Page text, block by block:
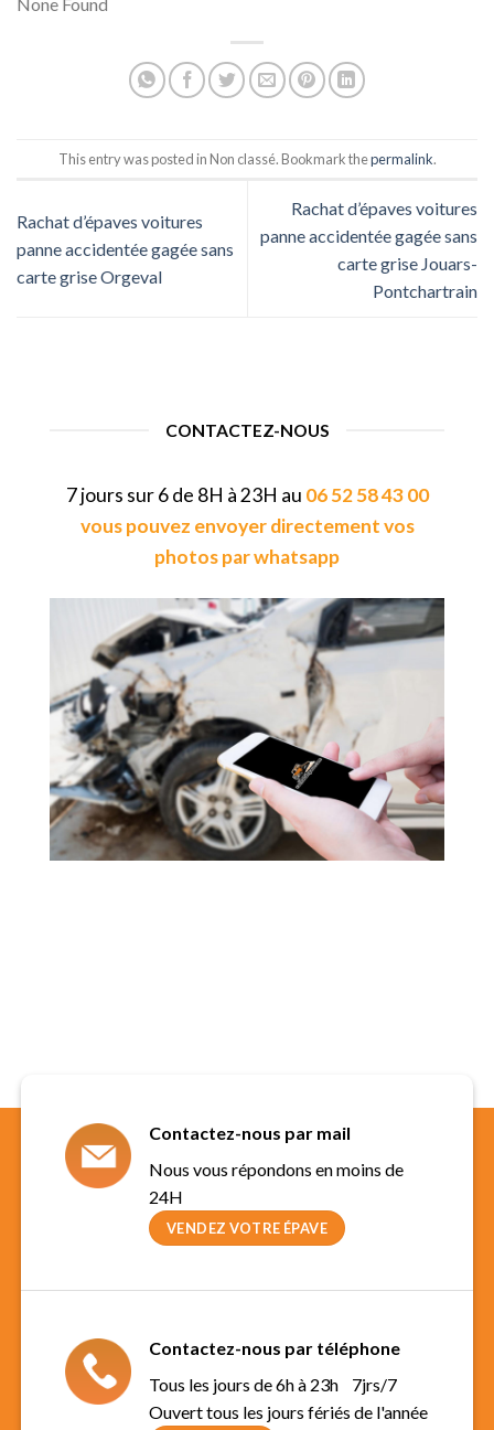
None Found
This entry was posted in Non classé. Bookmark thepermalink.
Rachat d’épaves voitures
panne accidentée gagée sans
carte grise Orgeval
Rachat d’épaves voitures
panne accidentée gagée sans
carte grise Jouars-
Pontchartrain
CONTACTEZ-NOUS
7 jours sur 6 de 8H à 23H au 06 52 58 43 00
vous pouvez envoyer directement vos
photos par whatsapp
Contactez-nous par mail
Nous vous répondons en moins de
24H
VENDEZ VOTRE ÉPAVE
Contactez-nous par téléphone
Tous les jours de 6h à 23h 7jrs/7
Ouvert tous les jours fériés de l'année